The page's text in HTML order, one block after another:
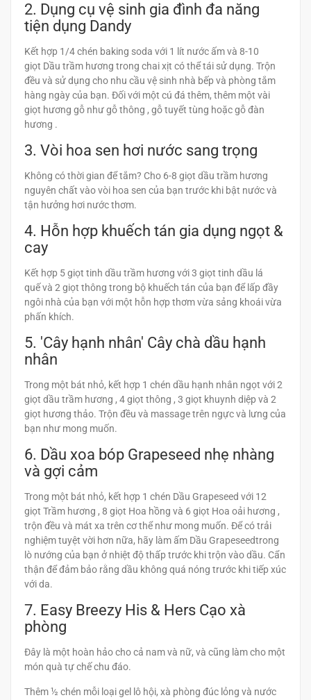
2. Dụng cụ vệ sinh gia đình đa năng
tiện dụng Dandy
Kết hợp 1/4 chén baking soda với 1 lít nước ấm và 8-10
giọt Dầu trầm hương trong chai xịt có thể tái sử dụng. Trộn
đều và sử dụng cho nhu cầu vệ sinh nhà bếp và phòng tắm
hàng ngày của bạn. Đối với một cú đá thêm, thêm một vài
giọt hương gỗ như gỗ thông , gỗ tuyết tùng hoặc gỗ đàn
hương .
3. Vòi hoa sen hơi nước sang trọng
Không có thời gian để tắm? Cho 6-8 giọt dầu trầm hương
nguyên chất vào vòi hoa sen của bạn trước khi bật nước và
tận hưởng hơi nước thơm.
4. Hỗn hợp khuếch tán gia dụng ngọt &
cay
Kết hợp 5 giọt tinh dầu trầm hương với 3 giọt tinh dầu lá
quế và 2 giọt thông trong bộ khuếch tán của bạn để lấp đầy
ngôi nhà của bạn với một hỗn hợp thơm vừa sảng khoái vừa
phấn khích.
5. 'Cây hạnh nhân' Cây chà dầu hạnh
nhân
Trong một bát nhỏ, kết hợp 1 chén dầu hạnh nhân ngọt với 2
giọt dầu trầm hương , 4 giọt thông , 3 giọt khuynh diệp và 2
giọt hương thảo. Trộn đều và massage trên ngực và lưng của
bạn như mong muốn.
6. Dầu xoa bóp Grapeseed nhẹ nhàng
và gợi cảm
Trong một bát nhỏ, kết hợp 1 chén Dầu Grapeseed với 12
giọt Trầm hương , 8 giọt Hoa hồng và 6 giọt Hoa oải hương ,
trộn đều và mát xa trên cơ thể như mong muốn. Để có trải
nghiệm tuyệt vời hơn nữa, hãy làm ấm Dầu Grapeseedtrong
lò nướng của bạn ở nhiệt độ thấp trước khi trộn vào dầu. Cẩn
thận để đảm bảo rằng dầu không quá nóng trước khi tiếp xúc
với da.
7. Easy Breezy His & Hers Cạo xà
phòng
Đây là một hoàn hảo cho cả nam và nữ, và cũng làm cho một
món quà tự chế chu đáo.
Thêm ½ chén mỗi loại gel lô hội, xà phòng đúc lỏng và nước